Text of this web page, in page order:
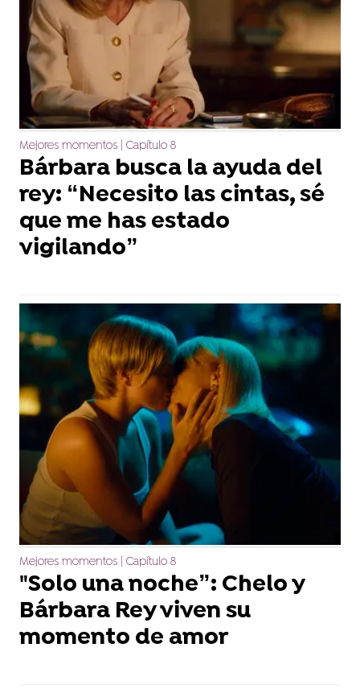
Mejores momentos | Capítulo 8
Bárbara busca la ayuda del
rey: “Necesito las cintas, sé
que me has estado
vigilando”
Mejores momentos | Capítulo 8
"Solo una noche”: Chelo y
Bárbara Rey viven su
momento de amor